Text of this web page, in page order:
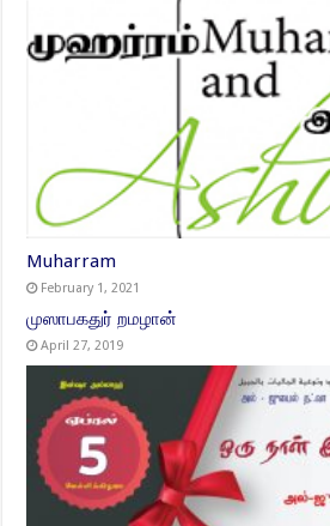
Muharram
February 1, 2021
முஸாபகதுர் றமழான்
April 27, 2019